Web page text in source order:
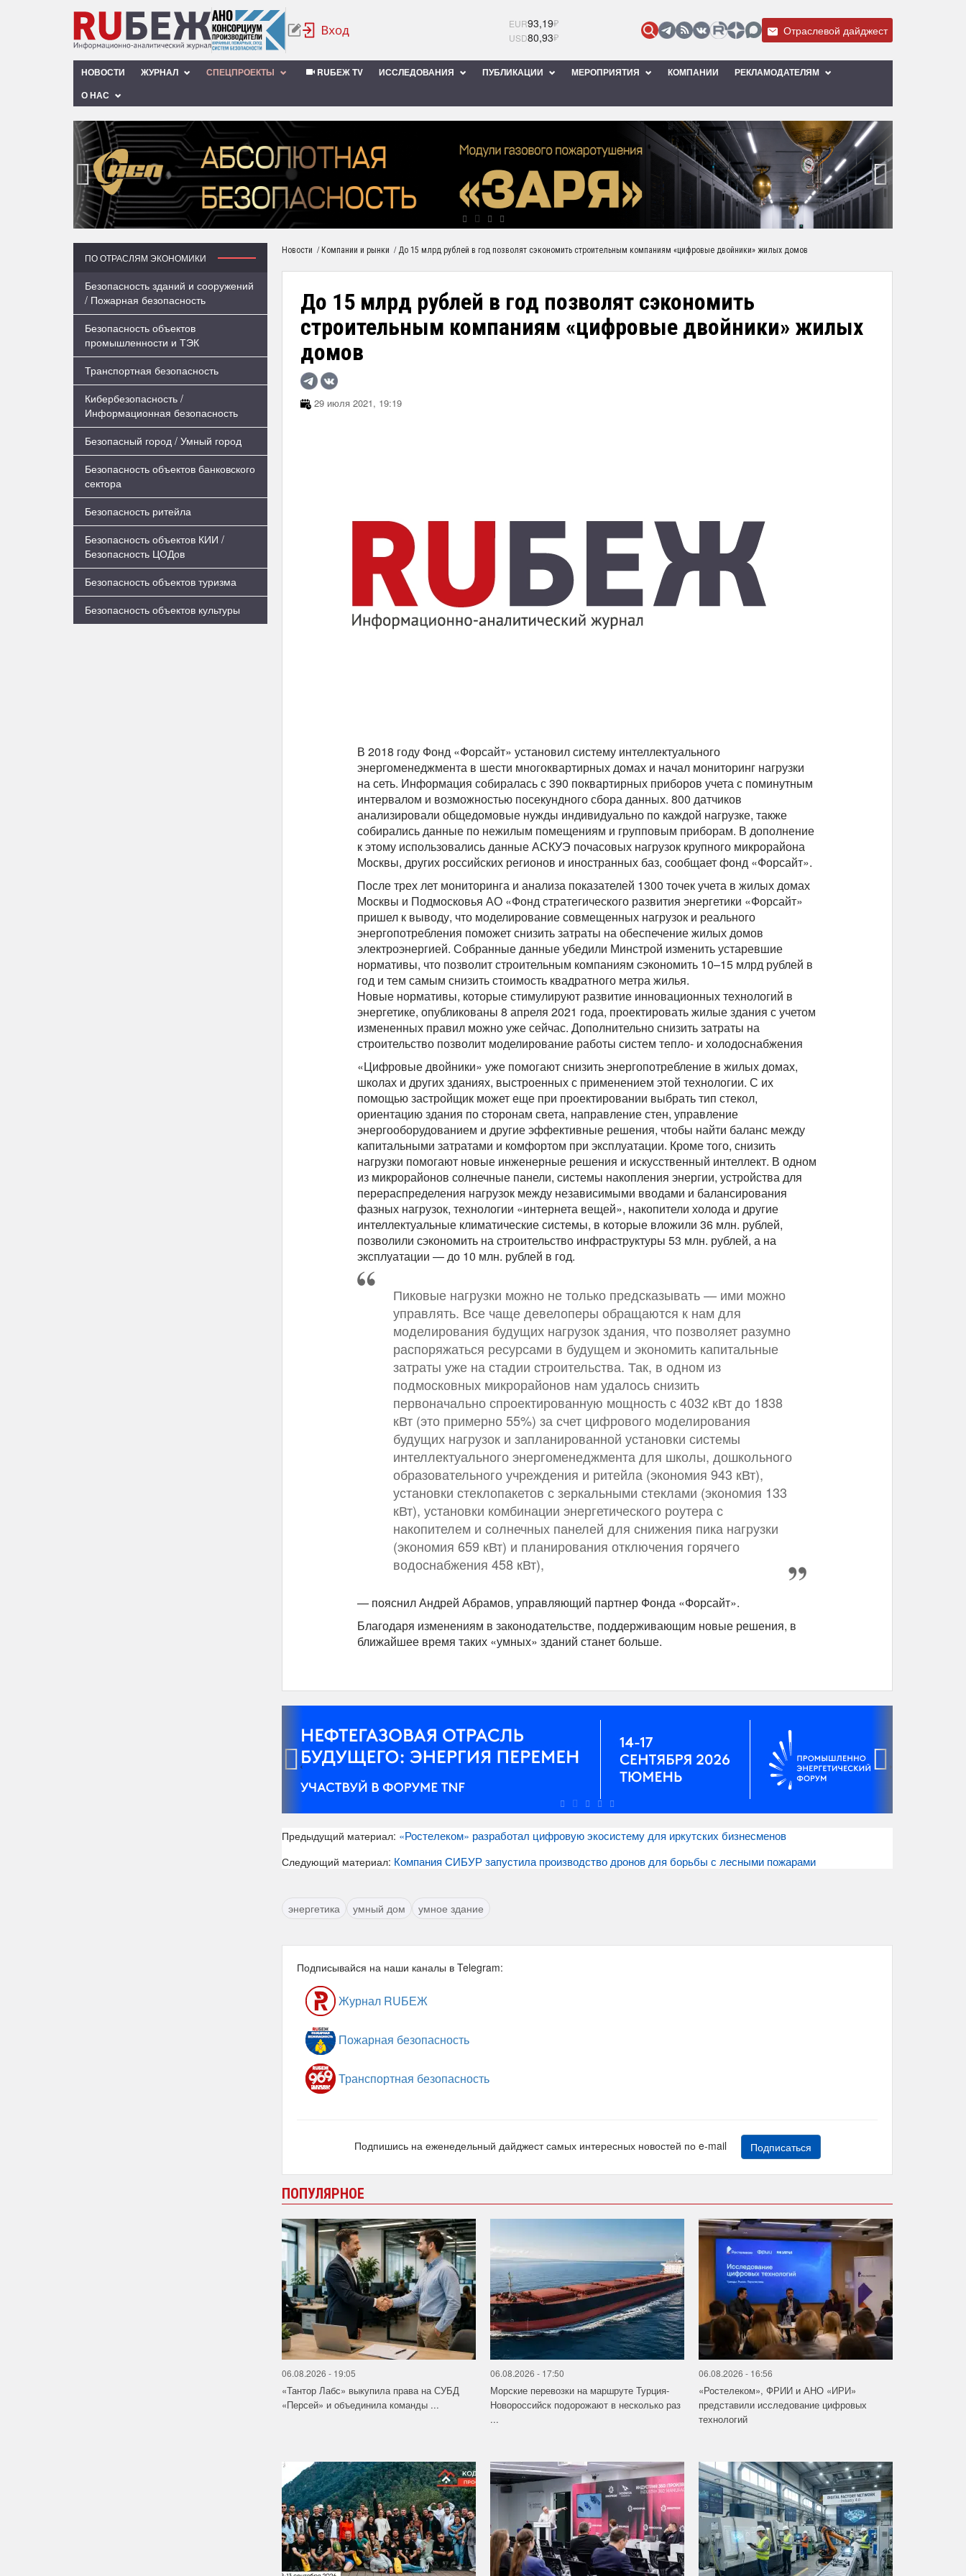
EUR93,19₽
USD80,93₽ Отраслевой дайджест
НОВОСТИ ЖУРНАЛ СПЕЦПРОЕКТЫ RUБЕЖ TV ИССЛЕДОВАНИЯ ПУБЛИКАЦИИ МЕРОПРИЯТИЯ КОМПАНИИ
РЕКЛАМОДАТЕЛЯМ
О НАС
‹
ПО ОТРАСЛЯМ ЭКОНОМИКИ
Безопасность зданий и сооружений
/ Пожарная безопасность
Безопасность объектов
промышленности и ТЭК
Транспортная безопасность
Кибербезопасность /
Информационная безопасность
Безопасный город / Умный город
Безопасность объектов банковского
сектора
Безопасность ритейла
Безопасность объектов КИИ /
Безопасность ЦОДов
Безопасность объектов туризма
Безопасность объектов культуры
Новости / Компании и рынки / До 15 млрд рублей в год позволят сэкономить строительным компаниям «цифровые двойники» жилых домов
До 15 млрд рублей в год позволят сэкономить
строительным компаниям «цифровые двойники» жилых
домов
29 июля 2021, 19:19
В 2018 году Фонд «Форсайт» установил систему интеллектуального
энергоменеджмента в шести многоквартирных домах и начал мониторинг нагрузки
на сеть. Информация собиралась с 390 поквартирных приборов учета с поминутным
интервалом и возможностью посекундного сбора данных. 800 датчиков
анализировали общедомовые нужды индивидуально по каждой нагрузке, также
собирались данные по нежилым помещениям и групповым приборам. В дополнение
к этому использовались данные АСКУЭ почасовых нагрузок крупного микрорайона
Москвы, других российских регионов и иностранных баз, сообщает фонд «Форсайт».
После трех лет мониторинга и анализа показателей 1300 точек учета в жилых домах
Москвы и Подмосковья АО «Фонд стратегического развития энергетики «Форсайт»
пришел к выводу, что моделирование совмещенных нагрузок и реального
энергопотребления поможет снизить затраты на обеспечение жилых домов
электроэнергией. Собранные данные убедили Минстрой изменить устаревшие
нормативы, что позволит строительным компаниям сэкономить 10–15 млрд рублей в
год и тем самым снизить стоимость квадратного метра жилья.
Новые нормативы, которые стимулируют развитие инновационных технологий в
энергетике, опубликованы 8 апреля 2021 года, проектировать жилые здания с учетом
измененных правил можно уже сейчас. Дополнительно снизить затраты на
строительство позволит моделирование работы систем тепло- и холодоснабжения
«Цифровые двойники» уже помогают снизить энергопотребление в жилых домах,
школах и других зданиях, выстроенных с применением этой технологии. С их
помощью застройщик может еще при проектировании выбрать тип стекол,
ориентацию здания по сторонам света, направление стен, управление
энергооборудованием и другие эффективные решения, чтобы найти баланс между
капитальными затратами и комфортом при эксплуатации. Кроме того, снизить
нагрузки помогают новые инженерные решения и искусственный интеллект. В одном
из микрорайонов солнечные панели, системы накопления энергии, устройства для
перераспределения нагрузок между независимыми вводами и балансирования
фазных нагрузок, технологии «интернета вещей», накопители холода и другие
интеллектуальные климатические системы, в которые вложили 36 млн. рублей,
позволили сэкономить на строительство инфраструктуры 53 млн. рублей, а на
эксплуатации — до 10 млн. рублей в год.
Пиковые нагрузки можно не только предсказывать — ими можно
управлять. Все чаще девелоперы обращаются к нам для
моделирования будущих нагрузок здания, что позволяет разумно
распоряжаться ресурсами в будущем и экономить капитальные
затраты уже на стадии строительства. Так, в одном из
подмосковных микрорайонов нам удалось снизить
первоначально спроектированную мощность с 4032 кВт до 1838
кВт (это примерно 55%) за счет цифрового моделирования
будущих нагрузок и запланированной установки системы
интеллектуального энергоменеджмента для школы, дошкольного
образовательного учреждения и ритейла (экономия 943 кВт),
установки стеклопакетов с зеркальными стеклами (экономия 133
кВт), установки комбинации энергетического роутера с
накопителем и солнечных панелей для снижения пика нагрузки
(экономия 659 кВт) и планирования отключения горячего
водоснабжения 458 кВт),
— пояснил Андрей Абрамов, управляющий партнер Фонда «Форсайт».
Благодаря изменениям в законодательстве, поддерживающим новые решения, в
ближайшее время таких «умных» зданий станет больше.
‹ ›
Предыдущий материал: «Ростелеком» разработал цифровую экосистему для иркутских бизнесменов
Следующий материал: Компания СИБУР запустила производство дронов для борьбы с лесными пожарами
энергетика умный дом умное здание
Подписывайся на наши каналы в Telegram:
Журнал RUБЕЖ
Пожарная безопасность
Транспортная безопасность
Подпишись на еженедельный дайджест самых интересных новостей по e-mail Подписаться
ПОПУЛЯРНОЕ
06.08.2026 - 19:05
«Тантор Лабс» выкупила права на СУБД
«Персей» и объединила команды ...
06.08.2026 - 17:50
Морские перевозки на маршруте Турция-
Новороссийск подорожают в несколько раз
...
06.08.2026 - 16:56
«Ростелеком», ФРИИ и АНО «ИРИ»
представили исследование цифровых
технологий